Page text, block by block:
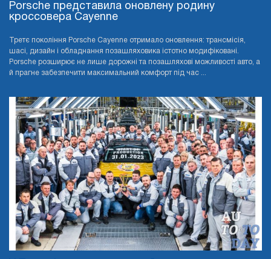
Porsche представила оновлену родину
кроссовера Cayenne
Третє покоління Porsche Cayenne отримало оновлення: трансмісія,
шасі, дизайн і обладнання позашляховика істотно модифіковані.
Porsche розширює не лише дорожні та позашляхові можливості авто, а
й прагне забезпечити максимальний комфорт під час ...